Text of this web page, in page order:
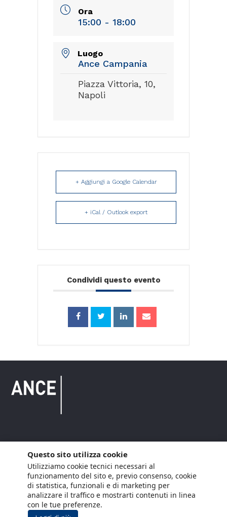
Ora
15:00 - 18:00
Luogo
Ance Campania
Piazza Vittoria, 10,
Napoli
+ Aggiungi a Google Calendar
+ iCal / Outlook export
Condividi questo evento
Copyright © 2021 ANCE. Tutti i diritti riservati.
Privacy
Arianna Net
Società di
servizi
Cookie Policy
Arianna CE
Gestisci cookie
Questo sito utilizza cookie
Utilizziamo cookie tecnici necessari al
funzionamento del sito e, previo consenso, cookie
di statistica, funzionali e di marketing per
analizzare il traffico e mostrarti contenuti in linea
con le tue preferenze.